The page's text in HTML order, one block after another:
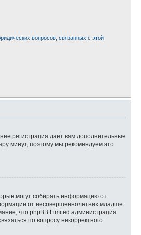
вопросов, связанных с этой
регистрация даёт вам дополнительные
минут, поэтому мы рекомендуем это
могут собирать информацию от
от несовершеннолетних младше
что phpBB Limited администрация
по вопросу некорректного